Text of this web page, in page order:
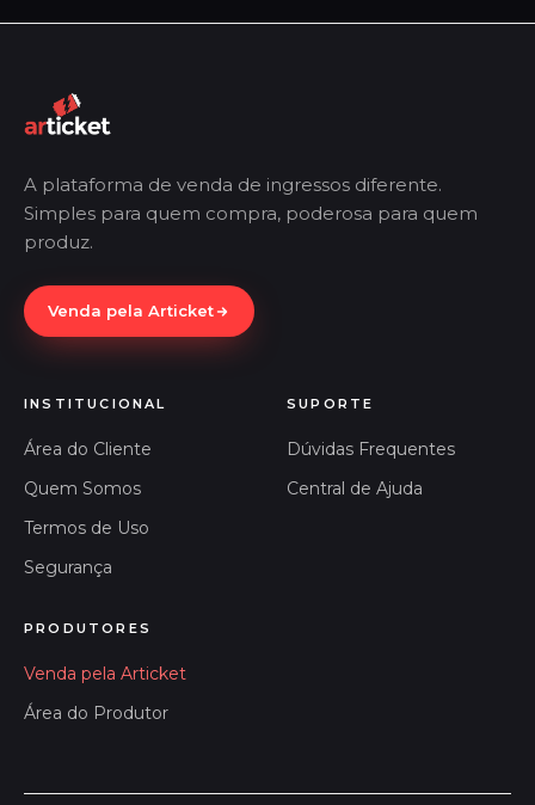
A plataforma de venda de ingressos diferente.
Simples para quem compra, poderosa para quem
produz.
Venda pela Articket
INSTITUCIONAL
Área do Cliente
Quem Somos
Termos de Uso
Segurança
SUPORTE
Dúvidas Frequentes
Central de Ajuda
PRODUTORES
Venda pela Articket
Área do Produtor